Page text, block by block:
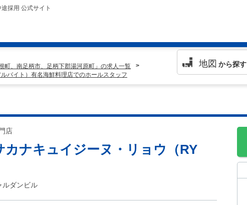
採用 公式サイト
地図 から探す
町、南足柄市、足柄下郡湯河原町」の求人一覧
バイト）有名海鮮料理店でのホールスタッフ
店
カナキュイジーヌ・リョウ（RY
ダンビル